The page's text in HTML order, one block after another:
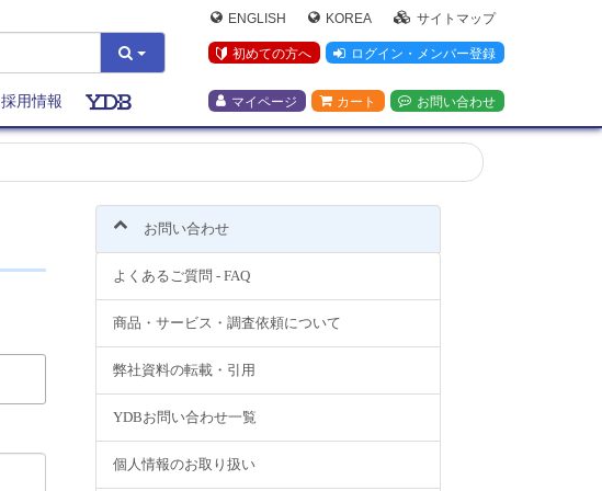
ENGLISH KOREA サイトマップ
初めての方へ ログイン・メンバー登録
マイページ カート お問い合わせ
採用情報
お問い合わせ
よくあるご質問 - FAQ
商品・サービス・調査依頼について
弊社資料の転載・引用
YDBお問い合わせ一覧
個人情報のお取り扱い